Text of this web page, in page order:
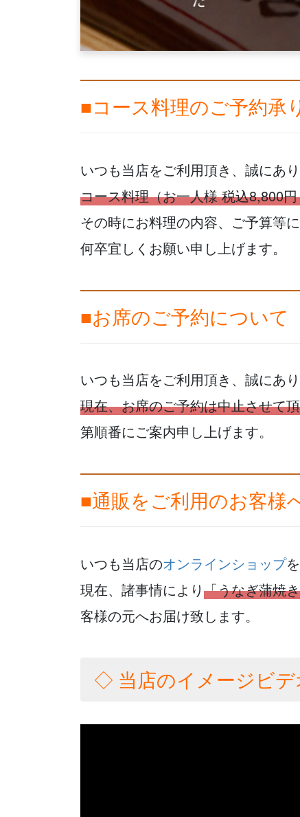
■コース料理のご予約承
いつも当店をご利用頂き、誠にあ
コース料理（お一人様 税込8,800
その時にお料理の内容、ご予算等
何卒宜しくお願い申し上げます。
■お席のご予約について
いつも当店をご利用頂き、誠にあ
現在、お席のご予約は中止させて
第順番にご案内申し上げます。
■通販をご利用のお客様
いつも当店のオンラインショップ
現在、諸事情により「うなぎ蒲焼
客様の元へお届け致します。
◇ 当店のイメージビデ